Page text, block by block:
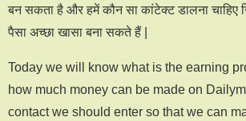
बन सकता है और हमें कौन सा कांटेक्ट डालना चाहिए
पैसा अच्छा खासा बना सकते हैं |
Today we will know what is the earning
how much money can be made on
contact we should enter so that we can